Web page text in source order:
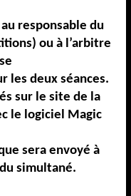
responsable du
ou à l’arbitre
les deux séances.
sur le site de la
le logiciel Magic
sera envoyé à
simultané.